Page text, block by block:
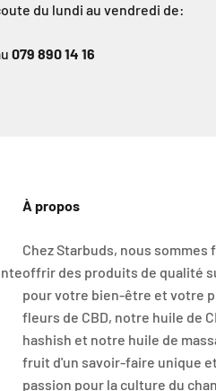
du lundi au vendredi de:
079 890 14 16
À propos
Chez Starbuds, nous sommes
offrir des produits de qualité
pour votre bien-être et votre
fleurs de CBD, notre huile de
hashish et notre huile de
fruit d'un savoir-faire unique
passion pour la culture du